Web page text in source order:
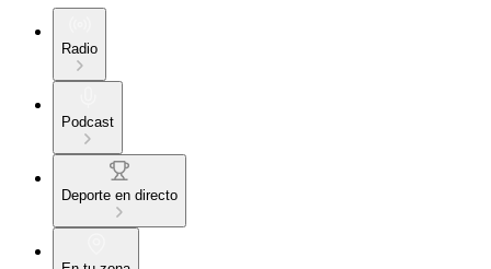
Radio
Podcast
Deporte en directo